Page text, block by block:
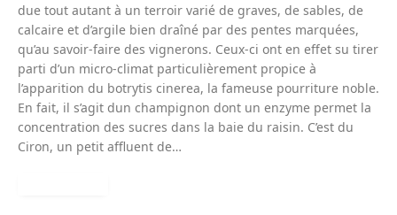
due tout autant à un terroir varié de graves, de sables, de
calcaire et d’argile bien draîné par des pentes marquées,
qu’au savoir-faire des vignerons. Ceux-ci ont en effet su tirer
parti d’un micro-climat particulièrement propice à
l’apparition du botrytis cinerea, la fameuse pourriture noble.
En fait, il s’agit dun champignon dont un enzyme permet la
concentration des sucres dans la baie du raisin. C’est du
Ciron, un petit affluent de…